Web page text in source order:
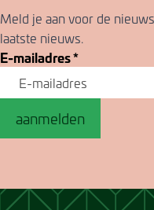
Meld je aan voor de
laatste nieuws.
E-mailadres*
aanmelden